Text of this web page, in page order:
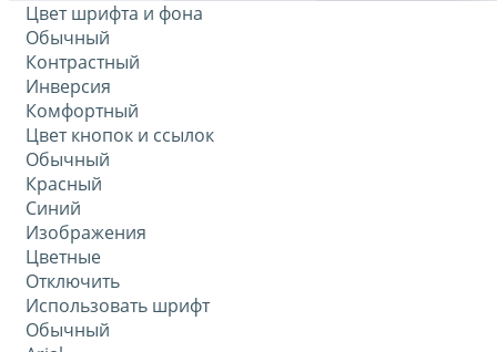
Цвет шрифта и фона
Обычный
Контрастный
Инверсия
Комфортный
Цвет кнопок и ссылок
Обычный
Красный
Синий
Изображения
Цветные
Отключить
Использовать шрифт
Обычный